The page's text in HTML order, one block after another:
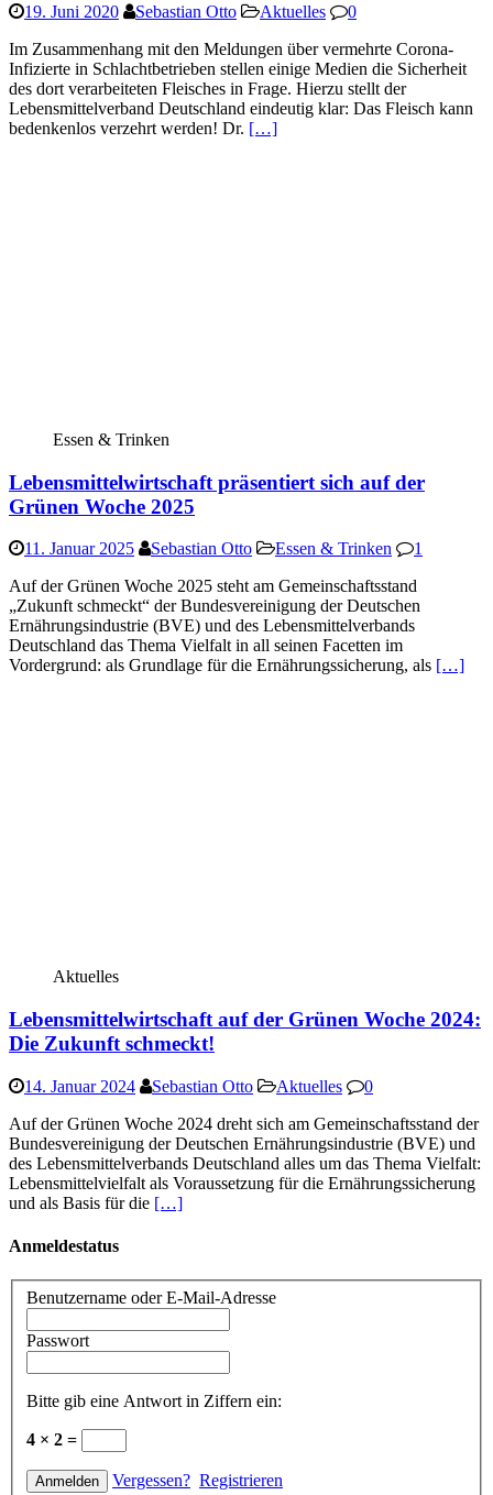
19. Juni 2020 Sebastian Otto Aktuelles
0
Im Zusammenhang mit den Meldungen über vermehrte Corona-
Infizierte in Schlachtbetrieben stellen einige Medien die Sicherheit
des dort verarbeiteten Fleisches in Frage. Hierzu stellt der
Lebensmittelverband Deutschland eindeutig klar: Das Fleisch kann
bedenkenlos verzehrt werden! Dr. […]
Essen & Trinken
Lebensmittelwirtschaft präsentiert sich auf der
Grünen Woche 2025
11. Januar 2025 Sebastian Otto Essen & Trinken
1
Auf der Grünen Woche 2025 steht am Gemeinschaftsstand
„Zukunft schmeckt“ der Bundesvereinigung der Deutschen
Ernährungsindustrie (BVE) und des Lebensmittelverbands
Deutschland das Thema Vielfalt in all seinen Facetten im
Vordergrund: als Grundlage für die Ernährungssicherung, als […]
Aktuelles
Lebensmittelwirtschaft auf der Grünen Woche 2024:
Die Zukunft schmeckt!
14. Januar 2024 Sebastian Otto Aktuelles
0
Auf der Grünen Woche 2024 dreht sich am Gemeinschaftsstand der
Bundesvereinigung der Deutschen Ernährungsindustrie (BVE) und
des Lebensmittelverbands Deutschland alles um das Thema Vielfalt:
Lebensmittelvielfalt als Voraussetzung für die Ernährungssicherung
und als Basis für die […]
Anmeldestatus
Benutzername oder E-Mail-Adresse
Passwort
Bitte gib eine Antwort in Ziffern ein:
4 × 2 =
Vergessen? Registrieren